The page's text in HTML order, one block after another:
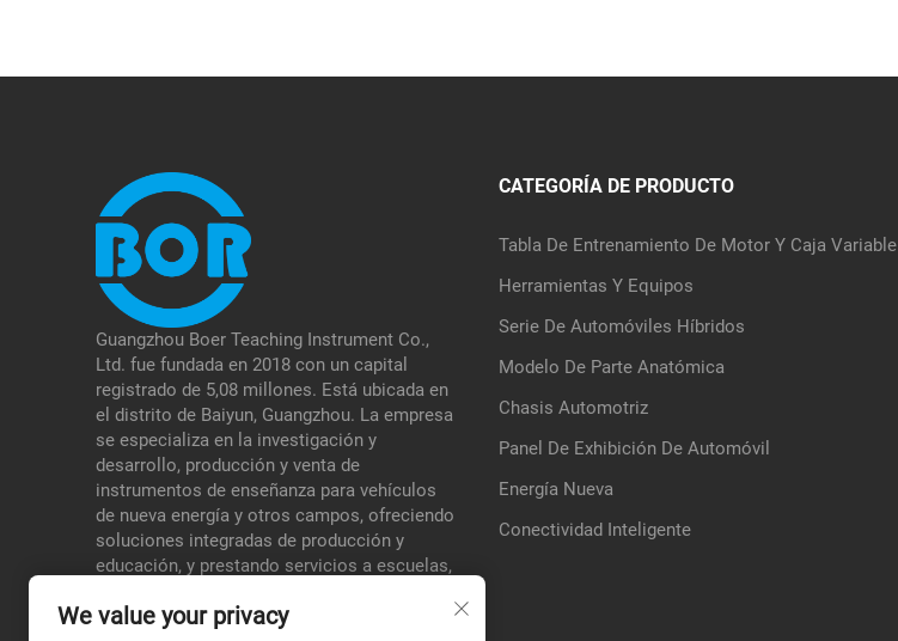
Guangzhou Boer Teaching Instrument Co.,
Ltd. fue fundada en 2018 con un capital
registrado de 5,08 millones. Está ubicada en
el distrito de Baiyun, Guangzhou. La empresa
se especializa en la investigación y
desarrollo, producción y venta de
instrumentos de enseñanza para vehículos
de nueva energía y otros campos, ofreciendo
soluciones integradas de producción y
educación, y prestando servicios a escuelas,
una ventaja diferenciada en sus áreas
CATEGORÍA DE PRODUCTO
Tabla De Entrenamiento De Motor Y Caja Variable
Herramientas Y Equipos
Serie De Automóviles Híbridos
Modelo De Parte Anatómica
Chasis Automotriz
Panel De Exhibición De Automóvil
Energía Nueva
Conectividad Inteligente
We value your privacy